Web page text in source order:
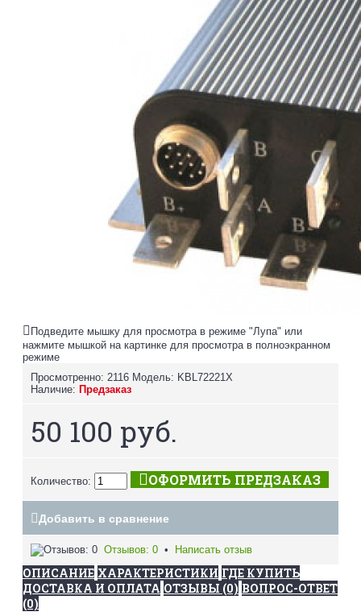
Подведите мышку для просмотра в режиме "Лупа" или
нажмите мышкой на картинке для просмотра в полноэкранном
режиме
Просмотренно: 2116 Модель: KBL72221X
Наличие: Предзаказ
50 100 руб.
Количество: ОФОРМИТЬ ПРЕДЗАКАЗ
Добавить в сравнение
Отзывов: 0 • Написать отзыв
ОПИСАНИЕ ХАРАКТЕРИСТИКИ ГДЕ КУПИТЬ
ДОСТАВКА И ОПЛАТА ОТЗЫВЫ (0) ВОПРОС-ОТВЕТ
(0)